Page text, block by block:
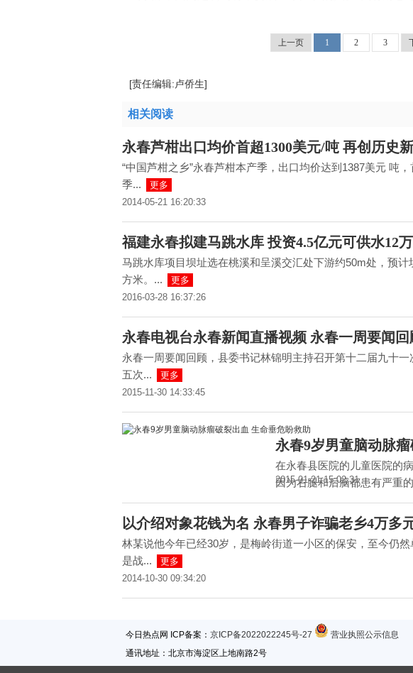
上一页 1 2 3
[责任编辑:卢侨生]
相关阅读
永春芦柑出口均价首超1300美元/吨 再创历史
“中国芦柑之乡”永春芦柑本产季，出口均价达到1387美元 吨
季...
更多
2014-05-21 16:20:33
福建永春拟建马跳水库 投资4.5亿元可供水12
马跳水库项目坝址选在桃溪和呈溪交汇处下游约50m处，预
方米。...
更多
2016-03-28 16:37:26
永春电视台永春新闻直播视频 永春一周要闻回
永春一周要闻回顾，县委书记林锦明主持召开第十二届九十
五次...
更多
2015-11-30 14:33:45
永春9岁男童脑动脉
在永春县医院的儿童医院的
因为右腿和后脑都患有严重
2015-01-21 15:02:31
以介绍对象花钱为名 永春男子诈骗老乡4万多
林某说他今年已经30岁，是梅岭街道一小区的保安，至今仍
是战...
更多
2014-10-30 09:34:20
今日热点网 ICP备案： 京ICP备2022022245号-27
营业执照公示信息
通讯地址：北京市海淀区上地南路2号